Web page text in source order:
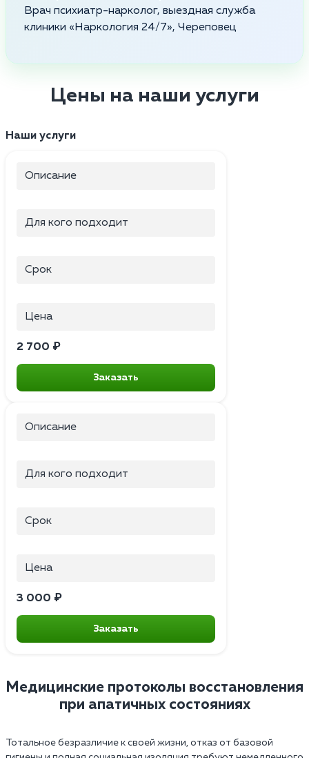
Врач психиатр-нарколог, выездная служба
клиники «Наркология 24/7», Череповец
Цены на наши услуги
Наши услуги
Описание
Для кого подходит
Срок
Цена
2 700 ₽
Заказать
Описание
Для кого подходит
Срок
Цена
3 000 ₽
Заказать
Медицинские протоколы восстановления
при апатичных состояниях
Тотальное безразличие к своей жизни, отказ от базовой